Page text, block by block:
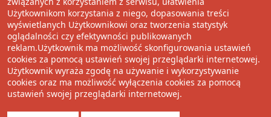
Udostępnij
Facebook
TwitterRedditPinterest
TumblrWhatsApp
Umieść Link
Community platform by XenForo® © 2010-2022 XenForo Ltd.
Pixel Exit
Tłumaczenie wykonane przezXboxForum.pl
Użytkownikom korzystania z niego, dopasowania treści
wyświetlanych Użytkownikowi oraz tworzenia statystyk
oglądalności czy efektywności publikowanych
reklam.Użytkownik ma możliwość skonfigurowania ustawień
cookies za pomocą ustawień swojej przeglądarki internetowej.
Użytkownik wyraża zgodę na używanie i wykorzystywanie
cookies oraz ma możliwość wyłączenia cookies za pomocą
ustawień swojej przeglądarki internetowej.